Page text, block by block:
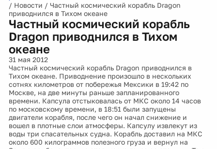
/ Новости / Частный космический корабль Dragon
приводнился в Тихом океане
Частный космический корабль
Dragon приводнился в Тихом
океане
31 мая 2012
Частный космический корабль Dragon приводнился в
Тихом океане. Приводнение произошло в нескольких
сотнях километров от побережья Мексики в 19:42 по
Москве, на две минуты раньше запланированного
времени. Капсула отстыковалась от МКС около 14 часов
по московскому времени, в 18:51 были запущены
двигатели корабля, после чего он начал снижение и
вошел в плотные слои атмосферы. Капсулу извлекут из
воды три спасательных судна. Корабль доставил на МКС
около 600 килограммов полезного груза и вернул на